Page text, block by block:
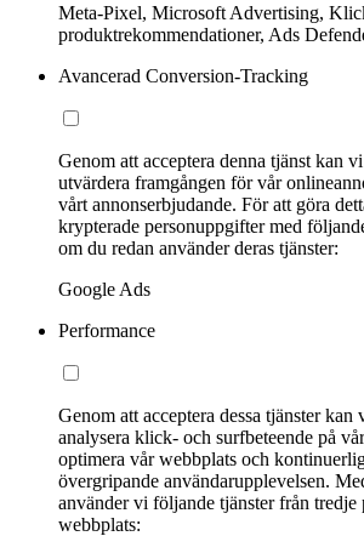
Meta-Pixel, Microsoft Advertising,
produktrekommendationer, Ads
Avancerad Conversion-Tracking
Genom att acceptera denna tjänst kan
utvärdera framgången för vår
vårt annonserbjudande. För att göra
krypterade personuppgifter med
om du redan använder deras tjänster:
Google Ads
Performance
Genom att acceptera dessa tjänster kan
analysera klick- och surfbeteende på
optimera vår webbplats och
övergripande användarupplevelsen.
använder vi följande tjänster från tredje
webbplats: